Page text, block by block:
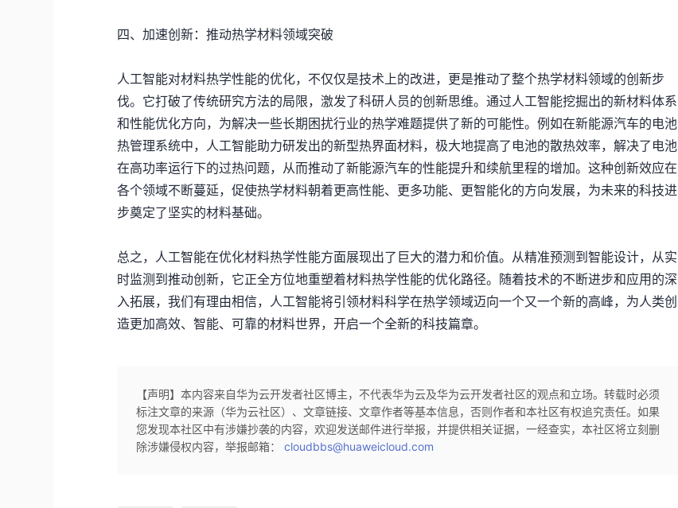
四、加速创新：推动热学材料领域突破
人工智能对材料热学性能的优化，不仅仅是技术上的改进，更是推动了整个热学材料领域的创新步
伐。它打破了传统研究方法的局限，激发了科研人员的创新思维。通过人工智能挖掘出的新材料体系
和性能优化方向，为解决一些长期困扰行业的热学难题提供了新的可能性。例如在新能源汽车的电池
热管理系统中，人工智能助力研发出的新型热界面材料，极大地提高了电池的散热效率，解决了电池
在高功率运行下的过热问题，从而推动了新能源汽车的性能提升和续航里程的增加。这种创新效应在
各个领域不断蔓延，促使热学材料朝着更高性能、更多功能、更智能化的方向发展，为未来的科技进
步奠定了坚实的材料基础。
总之，人工智能在优化材料热学性能方面展现出了巨大的潜力和价值。从精准预测到智能设计，从实
时监测到推动创新，它正全方位地重塑着材料热学性能的优化路径。随着技术的不断进步和应用的深
入拓展，我们有理由相信，人工智能将引领材料科学在热学领域迈向一个又一个新的高峰，为人类创
造更加高效、智能、可靠的材料世界，开启一个全新的科技篇章。
【声明】本内容来自华为云开发者社区博主，不代表华为云及华为云开发者社区的观点和立场。转载时必须
标注文章的来源（华为云社区）、文章链接、文章作者等基本信息，否则作者和本社区有权追究责任。如果
您发现本社区中有涉嫌抄袭的内容，欢迎发送邮件进行举报，并提供相关证据，一经查实，本社区将立刻删
除涉嫌侵权内容，举报邮箱：cloudbbs@huaweicloud.com